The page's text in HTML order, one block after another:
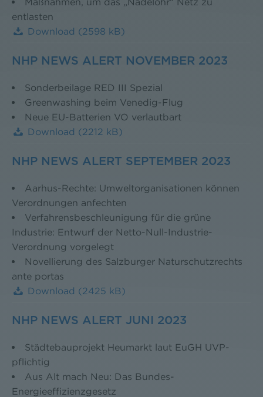
entlasten
Download (2598 kB)
NHP NEWS ALERT NOVEMBER 2023
Sonderbeilage RED III Spezial
Greenwashing beim Venedig-Flug
Neue EU-Batterien VO verlautbart
Download (2212 kB)
NHP NEWS ALERT SEPTEMBER 2023
Aarhus-Rechte: Umweltorganisationen können
Verordnungen anfechten
Verfahrensbeschleunigung für die grüne
Industrie: Entwurf der Netto-Null-Industrie-
Verordnung vorgelegt
Novellierung des Salzburger Naturschutzrechts
ante portas
Download (2425 kB)
NHP NEWS ALERT JUNI 2023
Städtebauprojekt Heumarkt laut EuGH UVP-
pflichtig
Aus Alt mach Neu: Das Bundes-
Energieeffizienzgesetz